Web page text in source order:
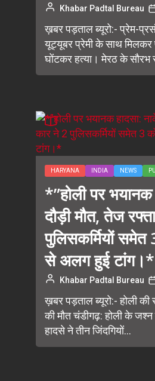
Khabar Padtal Bureau
ख़बर पड़ताल ब्यूरो:- प्रेम-
यूट्यूबर प्रेमी के साथ मिलकर
घोंटकर हत्या। मेरठ के सौरभ
HARYANA INDIA NEWS
*”होली पर
दौड़ी मौत, तेज
पुलिसकर्मियों
से अलग हुई टांग।*
Khabar Padtal Bureau
ख़बर पड़ताल ब्यूरो:- होली की
की मौत चंडीगढ़: होली के
हादसे ने तीन जिंदगियों...